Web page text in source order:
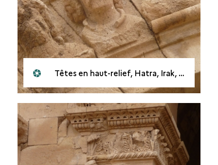
Têtes en haut-relief, Hatra, Irak, en 2010